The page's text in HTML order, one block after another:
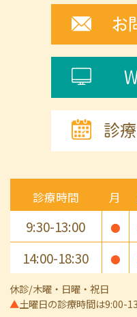
お
診
診療時間 月
9:30-13:00 ●
14:00-18:30 ●
休診/木曜・日曜・祝日
▲土曜日の診療時間は9:00-